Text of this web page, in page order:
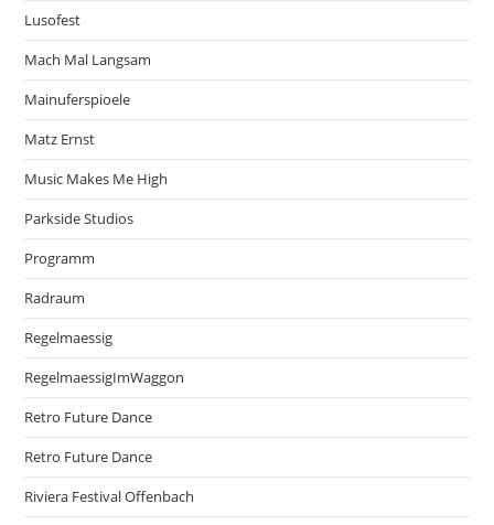
Lusofest
Mach Mal Langsam
Mainuferspioele
Matz Ernst
Music Makes Me High
Parkside Studios
Programm
Radraum
Regelmaessig
RegelmaessigImWaggon
Retro Future Dance
Retro Future Dance
Riviera Festival Offenbach